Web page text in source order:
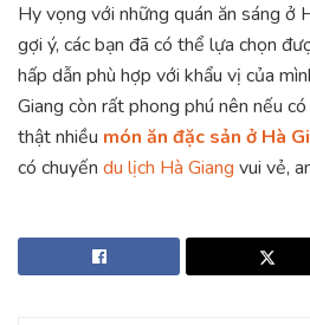
Hy vọng với những quán ăn sáng ở
gợi ý, các bạn đã có thể lựa chọn
hấp dẫn phù hợp với khẩu vị của
Giang còn rất phong phú nên nếu
thật nhiều món ăn đặc sản ở Hà
có chuyến du lịch Hà Giang vui vẻ,